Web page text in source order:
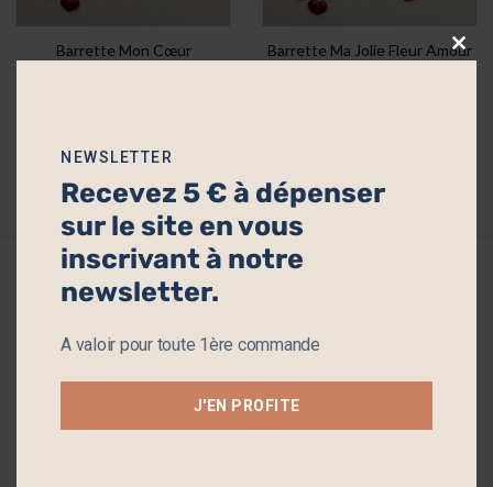
Barrette Mon Cœur Barrette Ma Jolie Fleur Amour
SERVICE CLIENT
NEWSLETTER
Recevez 5 € à dépenser
sur le site en vous
inscrivant à notre
newsletter.
A valoir pour toute 1ère commande
J'EN PROFITE